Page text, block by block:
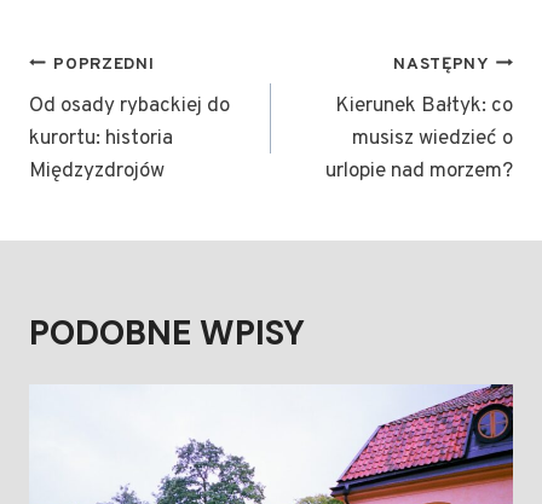
NAWIGACJA
WPISU
POPRZEDNI
Od osady rybackiej do
kurortu: historia
Międzyzdrojów
NASTĘPNY
Kierunek Bałtyk: co
musisz wiedzieć o
urlopie nad morzem?
PODOBNE WPISY